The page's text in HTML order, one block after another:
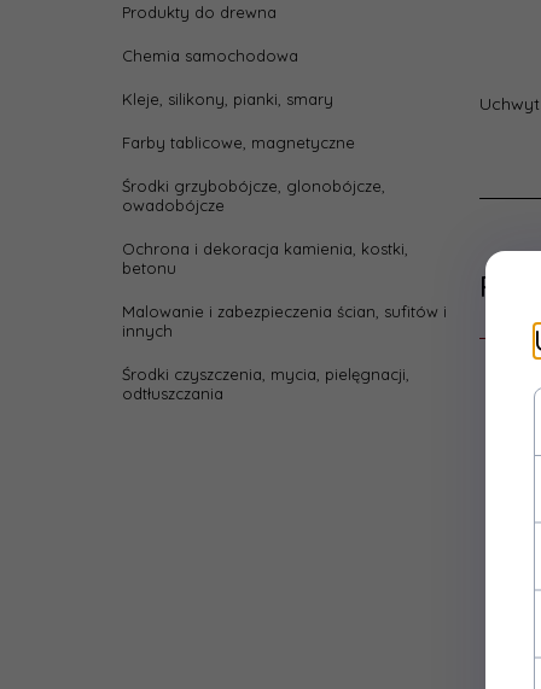
Produkty do drewna
Chemia samochodowa
Kleje, silikony, pianki, smary
Farby tablicowe, magnetyczne
Środki grzybobójcze, glonobójcze,
owadobójcze
Ochrona i dekoracja kamienia, kostki,
betonu
Malowanie i zabezpieczenia ścian, sufitów i
innych
Środki czyszczenia, mycia, pielęgnacji,
odtłuszczania